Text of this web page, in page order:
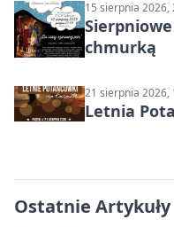
15 sierpnia 2026,
chmurką
21 sierpnia 2026,
Letnia
Ostatnie Artykuły